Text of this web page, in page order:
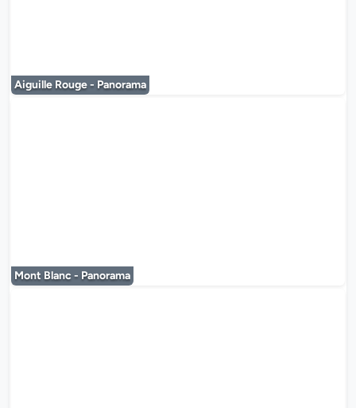
Aiguille Rouge - Panorama
Mont Blanc - Panorama